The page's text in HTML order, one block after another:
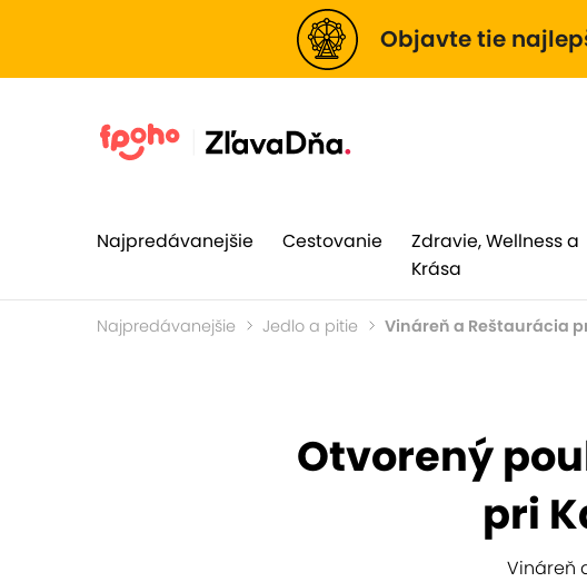
Objavte tie
Najpredávanejšie Cestovanie
Zdravie, Wellness a
Krása
Najpredávanejšie Jedlo a pitie Vináreň a Reštaurácia
Otvorený
pri
Vináreň